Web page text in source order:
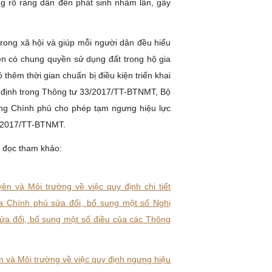
rõ ràng dẫn đến phát sinh nhầm lẫn, gây
xã hội và giúp mỗi người dân đều hiểu
có chung quyền sử dụng đất trong hộ gia
thời gian chuẩn bị điều kiện triển khai
trong Thông tư 33/2017/TT-BTNMT, Bộ
Chính phủ cho phép tạm ngưng hiệu lực
TT-BTNMT.
tham khảo:
và Môi trường về việc quy định chi tiết
Chính phủ sửa đổi, bổ sung một số Nghị
đổi, bổ sung một số điều của các Thông
và Môi trường về việc quy định ngưng hiệu